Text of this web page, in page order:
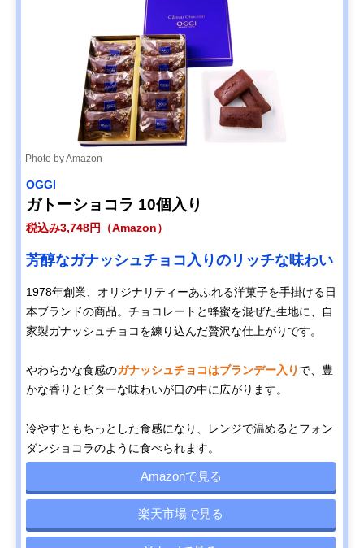
Photo by Amazon
OGGI
ガトーショコラ 10個入り
税込み3,748円（Amazon）
芳醇なガナッシュチョコ入りのリッチな味わい
1978年創業、オリジナリティーあふれる洋菓子を手掛ける日
本ブランドの商品。チョコレートと蜂蜜を混ぜた生地に、自
家製ガナッシュチョコを練り込んだ贅沢な仕上がりです。
やわらかな食感のガナッシュチョコはブランデー入り で、豊
かな香りとビターな味わいが口の中に広がります。
冷やすともちっとした食感になり、レンジで温めるとフォン
ダンショコラのように食べられます。
Amazonで見る
楽天市場で見る